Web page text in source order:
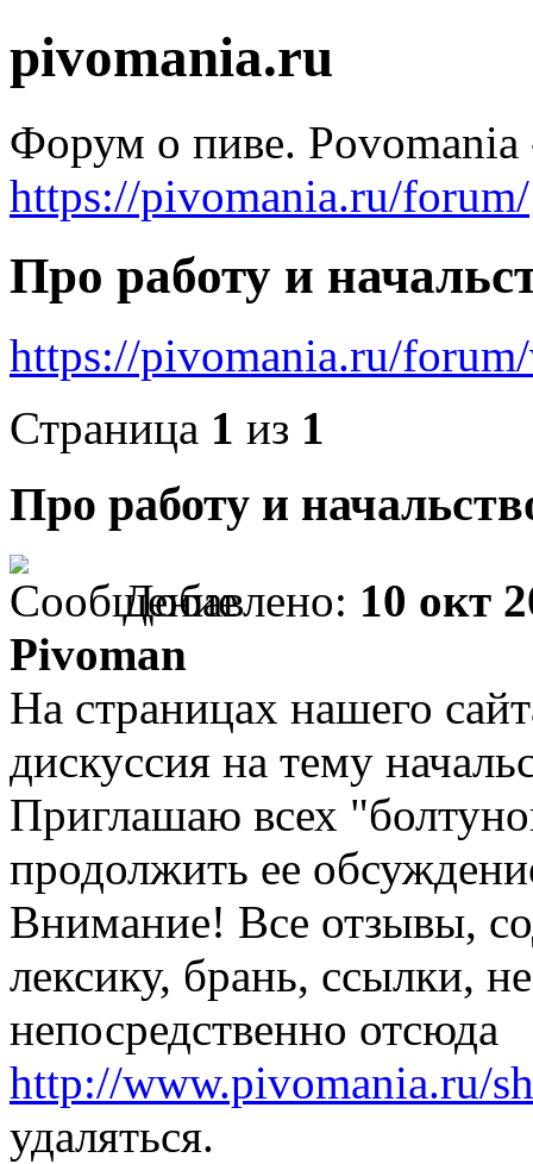
pivomania.ru
Форум о пиве. Povomania
https://pivomania.ru/forum/
Про работу и
https://pivomania.ru/
Страница 1 из 1
Про работу и
Добавлено: 10 окт
Pivoman
На страницах нашего
дискуссия на тему
Приглашаю всех
продолжить ее
Внимание! Все отзывы,
лексику, брань, ссылки,
непосредственно отсюда
http://www.pivomania.ru/
удаляться.